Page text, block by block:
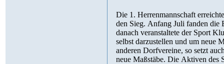
Die 1. Herrenmannschaft erreichte in der Kreisliga
den Sieg. Anfang Juli fanden die Einweihungsfeierlichkeiten für das Dorfgemeinschaftshaus statt. Unmittelbar
danach veranstaltete der Sport Klub erstmals eine Sportwoche, um sich
selbst darzustellen und um neue Mitglieder zu werben. Die Veranstaltung war ein voller Erfolg. Wie für alle
anderen Dorfvereine, so setzt auch für den Sport Klub Dienethal das neu erbaute
neue Maßstäbe. Die Aktiven des SKD erhielten in nie gekannter Größe und gekonnter Architektur